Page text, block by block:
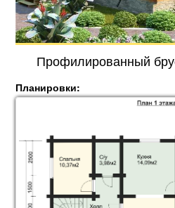
Профилированный
Планировки: